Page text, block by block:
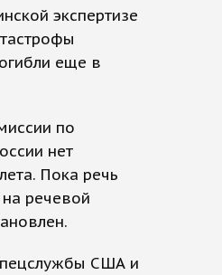
экспертизе
еще в
по
нет
Пока речь
речевой
США и